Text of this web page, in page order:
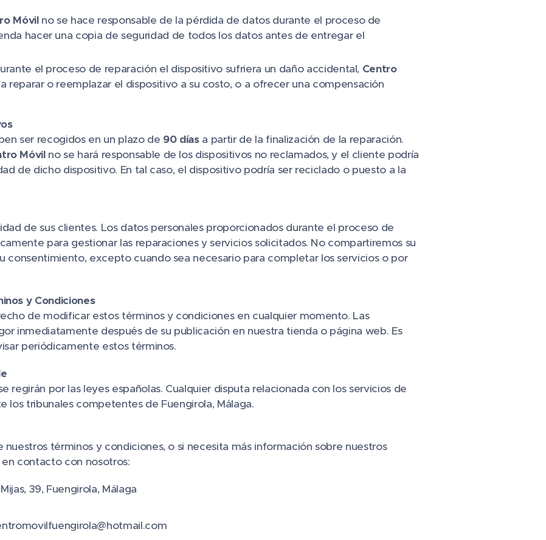
Móvilno se hace responsable de la pérdida de datos durante el proceso de
hacer una copia de seguridad de todos los datos antes de entregar el
el proceso de reparación el dispositivo sufriera un daño accidental, Centro
reparar o reemplazar el dispositivo a su costo, o a ofrecer una compensación
ser recogidos en un plazo de 90 díasa partir de la finalización de la reparación.
Móvilno se hará responsable de los dispositivos no reclamados, y el cliente podría
de dicho dispositivo. En tal caso, el dispositivo podría ser reciclado o puesto a la
de sus clientes. Los datos personales proporcionados durante el proceso de
para gestionar las reparaciones y servicios solicitados. No compartiremos su
consentimiento, excepto cuando sea necesario para completar los servicios o por
y Condiciones
de modificar estos términos y condiciones en cualquier momento. Las
inmediatamente después de su publicación en nuestra tienda o página web. Es
periódicamente estos términos.
regirán por las leyes españolas. Cualquier disputa relacionada con los servicios de
los tribunales competentes de Fuengirola, Málaga.
términos y condiciones, o si necesita más información sobre nuestros
contacto con nosotros:
39, Fuengirola, Málaga